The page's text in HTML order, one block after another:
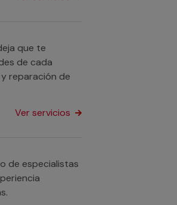
que te
de cada
reparación de
Ver servicios
de especialistas